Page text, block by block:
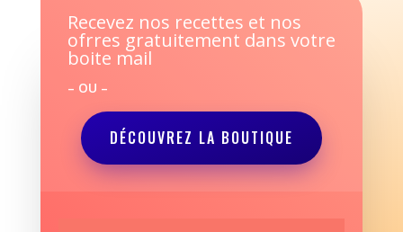
Recevez nos recettes et nos
ofrres gratuitement dans votre
boite mail
– OU –
DÉCOUVREZ LA BOUTIQUE